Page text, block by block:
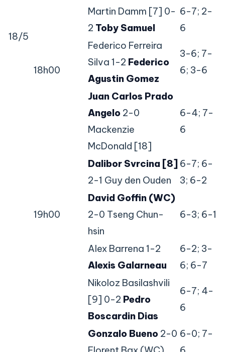
18/5
18h00
Martin Damm [7] 0-
2 Toby Samuel
6-7; 2-
6
Federico Ferreira
Silva 1-2 Federico
Agustin Gomez
3-6; 7-
6; 3-6
Juan Carlos Prado
Angelo 2-0
Mackenzie
McDonald [18]
6-4; 7-
6
Dalibor Svrcina [8]
2-1 Guy den Ouden
6-7; 6-
3; 6-2
19h00
David Goffin (WC)
2-0 Tseng Chun-
hsin
6-3; 6-1
Alex Barrena 1-2
Alexis Galarneau
6-2; 3-
6; 6-7
Nikoloz Basilashvili
[9] 0-2 Pedro
Boscardin Dias
6-7; 4-
6
Gonzalo Bueno 2-0 6-0; 7-